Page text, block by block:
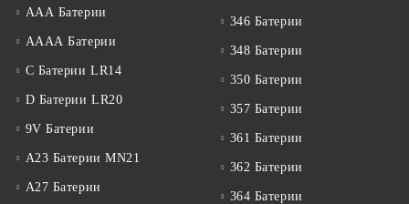
ААА Батерии
АААА Батерии
C Батерии LR14
D Батерии LR20
9V Батерии
A23 Батерии MN21
A27 Батерии
346 Батерии
348 Батерии
350 Батерии
357 Батерии
361 Батерии
362 Батерии
364 Батерии